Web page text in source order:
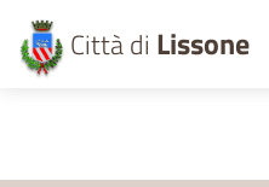
Città di Lissone